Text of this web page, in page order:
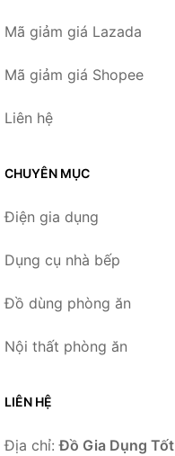
Mã giảm giá Lazada
Mã giảm giá Shopee
Liên hệ
CHUYÊN MỤC
Điện gia dụng
Dụng cụ nhà bếp
Đồ dùng phòng ăn
Nội thất phòng ăn
LIÊN HỆ
Địa chỉ:Đồ Gia Dụng Tốt